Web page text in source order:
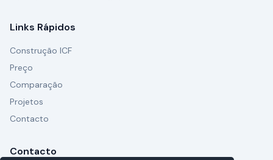
Links Rápidos
Construção ICF
Preço
Comparação
Projetos
Contacto
Contacto